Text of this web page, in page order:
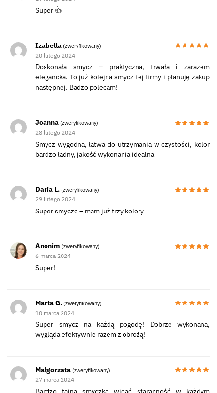
Super 👍
Izabella (zweryfikowany)
20 lutego 2024
Doskonała smycz – praktyczna, trwała i zarazem
elegancka. To już kolejna smycz tej firmy i planuję zakup
następnej. Badzo polecam!
Joanna (zweryfikowany)
28 lutego 2024
Smycz wygodna, łatwa do utrzymania w czystości, kolor
bardzo ładny, jakość wykonania idealna
Daria L. (zweryfikowany)
29 lutego 2024
Super smycze – mam już trzy kolory
Anonim (zweryfikowany)
6 marca 2024
Super!
Marta G. (zweryfikowany)
10 marca 2024
Super smycz na każdą pogodę! Dobrze wykonana,
wygląda efektywnie razem z obrożą!
Małgorzata (zweryfikowany)
27 marca 2024